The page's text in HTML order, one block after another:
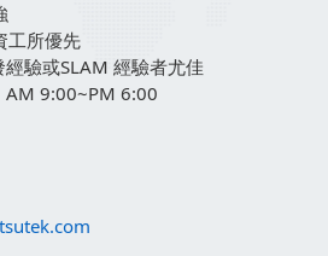
工所優先
驗或SLAM 經驗者尤佳
9:00~PM 6:00